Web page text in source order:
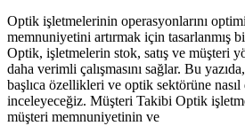
Optik işletmelerinin operasyonlarını
memnuniyetini artırmak için tasarlanmış
Optik, işletmelerin stok, satış ve müşteri
daha verimli çalışmasını sağlar. Bu
başlıca özellikleri ve optik sektörüne nasıl
inceleyeceğiz. Müşteri Takibi Optik
müşteri memnuniyetinin ve